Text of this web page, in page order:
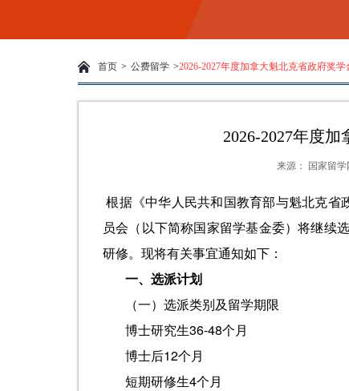
首页 > 公费留学 >2026-2027年度加拿大魁北克省政府奖学
2026-2027年度
来源： 国家留学
根据《中华人民共和国教育部与魁北克
员会（以下简称国家留学基金委）将继续
研修。现将有关事宜通知如下：
一、选派计划
（一）选派类别及留学期限
博士研究生36-48个月
博士后12个月
短期研修生4个月